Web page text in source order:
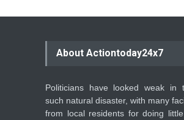
About Actiontoday24x7
Politicians have looked weak in
such natural disaster, with many
from local residents for doing